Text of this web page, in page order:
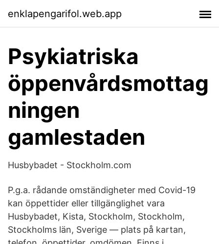
enklapengarifol.web.app
Psykiatriska
öppenvårdsmottag
ningen
gamlestaden
Husbybadet - Stockholm.com
P.g.a. rådande omständigheter med Covid-19
kan öppettider eller tillgänglighet vara
Husbybadet, Kista, Stockholm, Stockholm,
Stockholms län, Sverige — plats på kartan,